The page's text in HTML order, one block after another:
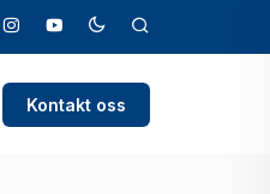
Kontakt oss